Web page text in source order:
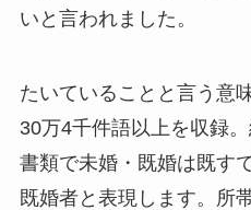
いと言われました。
たいていることと言う意
30万4千件語以上を収録
書類で未婚・既婚は既す
既婚者と表現します。所